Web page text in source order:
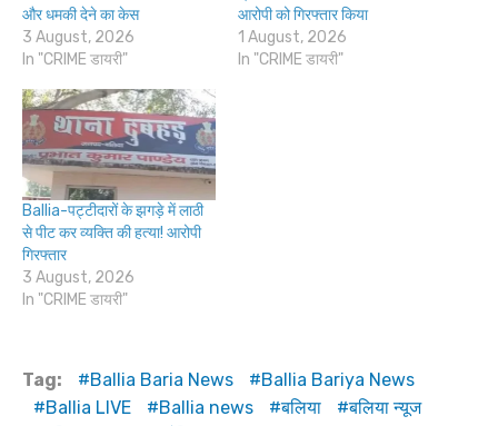
और धमकी देने का केस
3 August, 2026
In "CRIME डायरी"
आरोपी को गिरफ्तार किया
1 August, 2026
In "CRIME डायरी"
Ballia-पट्टीदारों के झगड़े में लाठी
से पीट कर व्यक्ति की हत्या! आरोपी
गिरफ्तार
3 August, 2026
In "CRIME डायरी"
Tag: Ballia Baria News
Ballia Bariya News
Ballia LIVE
Ballia news बलिया
बलिया न्यूज